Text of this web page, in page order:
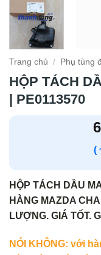
Trang chủ / Phụ tùng
HỘP TÁCH
| PE0113570
(
HỘP TÁCH DẦU
HÀNG MAZDA
LƯỢNG. GIÁ TỐT.
NÓI KHÔNG: với